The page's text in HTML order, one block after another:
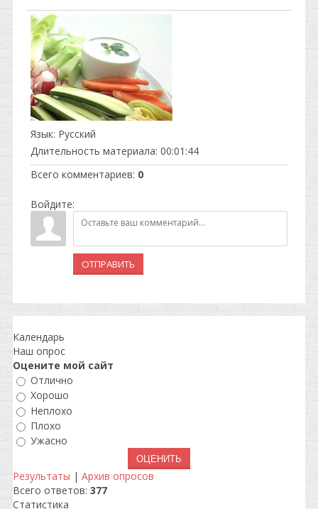
Язык: Русский
Длительность материала: 00:01:44
Всего комментариев: 0
Войдите:
ОТПРАВИТЬ
Календарь
Наш опрос
Оцените мой сайт
Отлично
Хорошо
Неплохо
Плохо
Ужасно
Результаты | Архив опросов
Всего ответов: 377
Статистика